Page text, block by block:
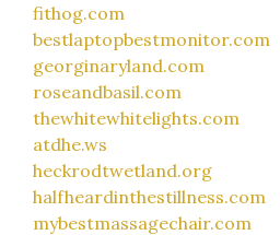
fithog.com
bestlaptopbestmonitor.com
georginaryland.com
roseandbasil.com
thewhitewhitelights.com
atdhe.ws
heckrodtwetland.org
halfheardinthestillness.com
mybestmassagechair.com